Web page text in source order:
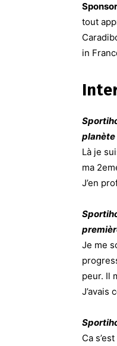
tout
in
planète
Là je
ma
J’en
Je me
peur. Il
J’avais
Ca